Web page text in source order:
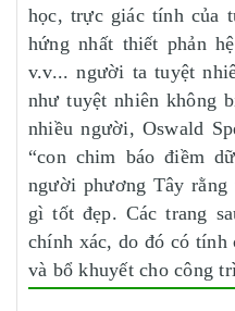
học, trực giác tính của
hứng nhất thiết phản
v.v... người ta tuyệt
như tuyệt nhiên không
nhiều người, Oswald
“con chim báo điềm
người phương Tây rằng
gì tốt đẹp. Các trang
chính xác, do đó có tính
và bổ khuyết cho công